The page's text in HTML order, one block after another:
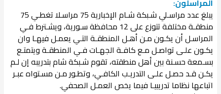
يبلغ عدد مراسـلي شـبكة شـام الإخبارية 75 مراسـلا تغطـي 75
منطقـة مختلفة تتوزع على 12 محافظة سـورية، ويشـترط فـي
المراسـل أن يكـون مـن أهـل المنطقـة التـي يعمـل فيهـا وان
يكـون علـى تواصـل مـع كافـة الجهـات فـي المنطقـة ويتمتـع
بسـمعة حسـنة بين أهل منطقته، تقوم شـبكة شام بتدريبه إن لـم
يكـن قـد حصـل علـى التدريـب الكافـي، وتطـور مـن مسـتواه عبـر
اتباعها نظاما تدريبيـا فيما يخص العمـل الصحفي.